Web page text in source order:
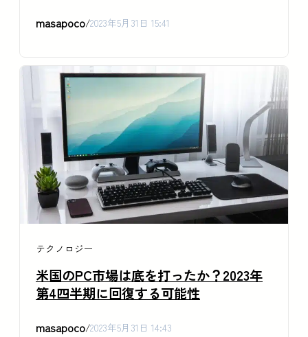
masapoco/2023年5月31日 15:41
テクノロジー
米国のPC市場は底を打ったか？2023年
第4四半期に回復する可能性
masapoco/2023年5月31日 14:43